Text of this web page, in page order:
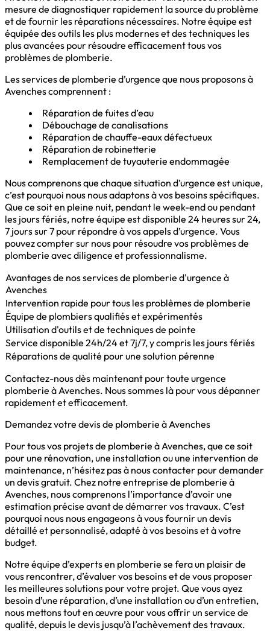
mesure de diagnostiquer rapidement la source du problème
et de fournir les réparations nécessaires. Notre équipe est
équipée des outils les plus modernes et des techniques les
plus avancées pour résoudre efficacement tous vos
problèmes de plomberie.
Les services de plomberie d’urgence que nous proposons à
Avenches comprennent :
Réparation de fuites d’eau
Débouchage de canalisations
Réparation de chauffe-eaux défectueux
Réparation de robinetterie
Remplacement de tuyauterie endommagée
Nous comprenons que chaque situation d’urgence est unique,
c’est pourquoi nous nous adaptons à vos besoins spécifiques.
Que ce soit en pleine nuit, pendant le week-end ou pendant
les jours fériés, notre équipe est disponible 24 heures sur 24,
7 jours sur 7 pour répondre à vos appels d’urgence. Vous
pouvez compter sur nous pour résoudre vos problèmes de
plomberie avec diligence et professionnalisme.
Avantages de nos services de plomberie d'urgence à
Avenches
Intervention rapide pour tous les problèmes de plomberie
Équipe de plombiers qualifiés et expérimentés
Utilisation d'outils et de techniques de pointe
Service disponible 24h/24 et 7j/7, y compris les jours fériés
Réparations de qualité pour une solution pérenne
Contactez-nous dès maintenant pour toute urgence
plomberie à Avenches. Nous sommes là pour vous dépanner
rapidement et efficacement.
Demandez votre devis de plomberie à Avenches
Pour tous vos projets de plomberie à Avenches, que ce soit
pour une rénovation, une installation ou une intervention de
maintenance, n’hésitez pas à nous contacter pour demander
un devis gratuit. Chez notre entreprise de plomberie à
Avenches, nous comprenons l’importance d’avoir une
estimation précise avant de démarrer vos travaux. C’est
pourquoi nous nous engageons à vous fournir un devis
détaillé et personnalisé, adapté à vos besoins et à votre
budget.
Notre équipe d’experts en plomberie se fera un plaisir de
vous rencontrer, d’évaluer vos besoins et de vous proposer
les meilleures solutions pour votre projet. Que vous ayez
besoin d’une réparation, d’une installation ou d’un entretien,
nous mettons tout en œuvre pour vous offrir un service de
qualité, depuis le devis jusqu’à l’achèvement des travaux.